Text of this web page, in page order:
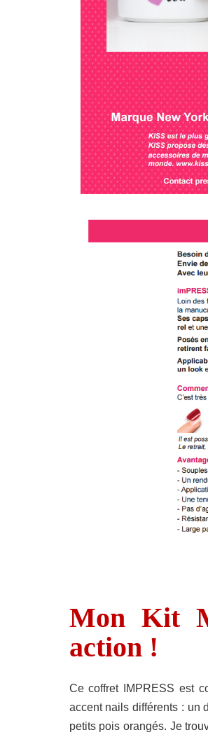
Mon Kit
action !
Ce coffret IMPRESS est
accent nails différents : un
petits pois orangés. Je